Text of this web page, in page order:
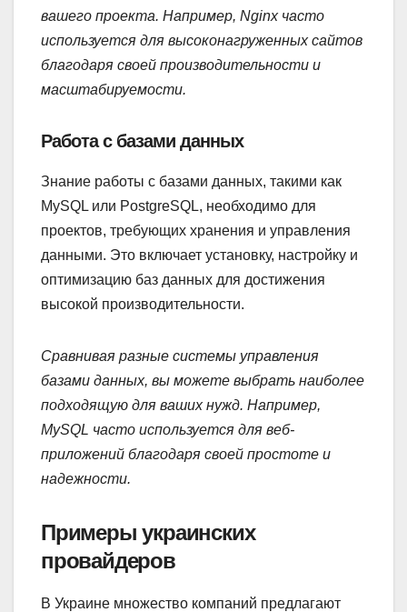
вашего проекта. Например, Nginx часто
используется для высоконагруженных сайтов
благодаря своей производительности и
масштабируемости.
Работа с базами данных
Знание работы с базами данных, такими как
MySQL или PostgreSQL, необходимо для
проектов, требующих хранения и управления
данными. Это включает установку, настройку и
оптимизацию баз данных для достижения
высокой производительности.
Сравнивая разные системы управления
базами данных, вы можете выбрать наиболее
подходящую для ваших нужд. Например,
MySQL часто используется для веб-
приложений благодаря своей простоте и
надежности.
Примеры украинских
провайдеров
В Украине множество компаний предлагают